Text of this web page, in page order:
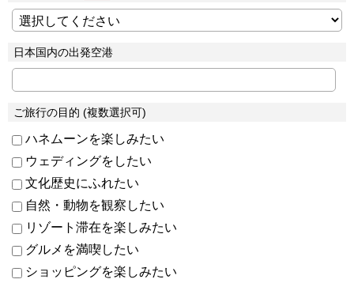
日本国内の出発空港
ご旅行の目的 (複数選択可)
ハネムーンを楽しみたい
ウェディングをしたい
文化歴史にふれたい
自然・動物を観察したい
リゾート滞在を楽しみたい
グルメを満喫したい
ショッピングを楽しみたい